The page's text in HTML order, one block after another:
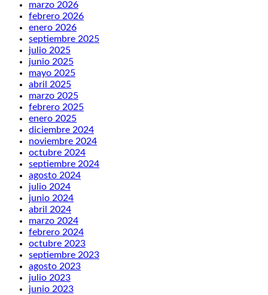
marzo 2026
febrero 2026
enero 2026
septiembre 2025
julio 2025
junio 2025
mayo 2025
abril 2025
marzo 2025
febrero 2025
enero 2025
diciembre 2024
noviembre 2024
octubre 2024
septiembre 2024
agosto 2024
julio 2024
junio 2024
abril 2024
marzo 2024
febrero 2024
octubre 2023
septiembre 2023
agosto 2023
julio 2023
junio 2023